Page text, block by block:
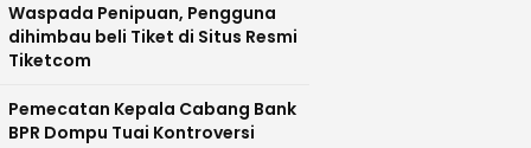
Waspada Penipuan, Pengguna
dihimbau beli Tiket di Situs Resmi
Tiketcom
Pemecatan Kepala Cabang Bank
BPR Dompu Tuai Kontroversi